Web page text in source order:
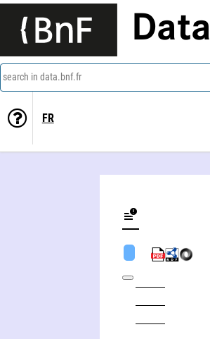
Data
search in data.bnf.fr
FR